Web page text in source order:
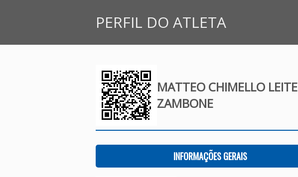
PERFIL DO ATLETA
MATTEO CHIMELLO LEITE
ZAMBONE
INFORMAÇÕES GERAIS